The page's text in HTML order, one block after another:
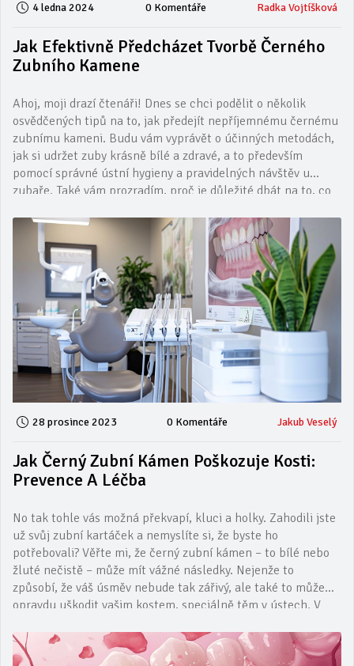
4 ledna 2024 0 Komentáře Radka Vojtíšková
Jak Efektivně Předcházet Tvorbě Černého
Zubního Kamene
Ahoj, moji drazí čtenáři! Dnes se chci podělit o několik
osvědčených tipů na to, jak předejít nepříjemnému černému
zubnímu kameni. Budu vám vyprávět o účinných metodách,
jak si udržet zuby krásně bílé a zdravé, a to především
pomocí správné ústní hygieny a pravidelných návštěv u
zubaře. Také vám prozradím, proč je důležité dbát na to, co
vznik zubního kamene. Nezapomeňte, že prevence je
klíčová, a já jsem tu, abych vám pomohla ji zvládnout co
možná nejlépe!
28 prosince 2023 0 Komentáře Jakub Veselý
Jak Černý Zubní Kámen Poškozuje Kosti:
Prevence A Léčba
No tak tohle vás možná překvapí, kluci a holky. Zahodili jste
už svůj zubní kartáček a nemyslíte si, že byste ho
potřebovali? Věřte mi, že černý zubní kámen – to bílé nebo
žluté nečistě – může mít vážné následky. Nejenže to
způsobí, že váš úsměv nebude tak zářivý, ale také to může
opravdu uškodit vašim kostem, speciálně těm v ústech. V
zdraví a jak tomu předejít. Koneckonců, kdo by chtěl, aby
něco tak jednoduchého jako nepoužívání kartáčku vedlo k